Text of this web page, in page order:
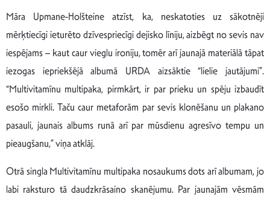
Māra Upmane-Holšteine atzīst, ka, neskatoties uz sākotnēji
mērķtiecīgi ieturēto dzīvespriecīgi dejisko līniju, aizbēgt no sevis nav
iespējams – kaut caur vieglu ironiju, tomēr arī jaunajā materiālā tāpat
iezogas iepriekšējā albumā URDA aizsāktie “lielie jautājumi”.
“Multivitamīnu multipaka, pirmkārt, ir par prieku un spēju izbaudīt
esošo mirkli. Taču caur metaforām par sevis klonēšanu un plakano
pasauli, jaunais albums runā arī par mūsdienu agresīvo tempu un
pieaugšanu,” viņa atklāj.
Otrā singla Multivitamīnu multipaka nosaukums dots arī albumam, jo
labi raksturo tā daudzkrāsaino skanējumu. Par jaunajām vēsmām